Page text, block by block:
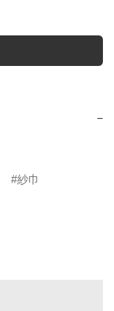
−
紗巾